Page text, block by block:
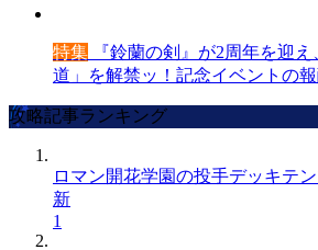
特集 『鈴蘭の剣』が2周年を迎
道」を解禁ッ！記念イベントの
攻略記事ランキング
ロマン開花学園の投手デッキテ
新
1